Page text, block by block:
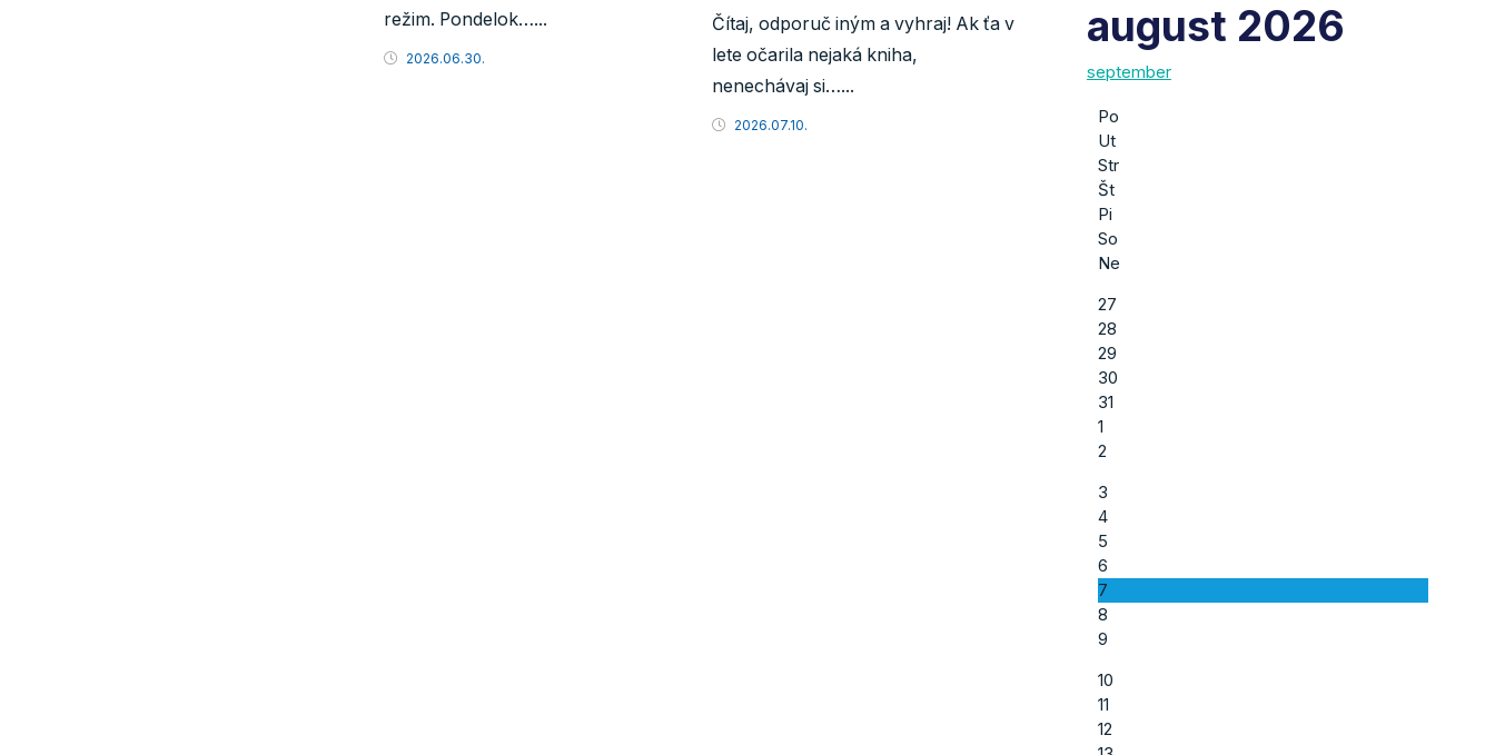
režim. Pondelok…...
2026.06.30.
Čítaj, odporuč iným a vyhraj! Ak ťa v
lete očarila nejaká kniha,
nenechávaj si…...
2026.07.10.
august 2026
september
Po
Ut
Str
Št
Pi
So
Ne
27
28
29
30
31
1
2
3
4
5
6
7
8
9
10
11
12